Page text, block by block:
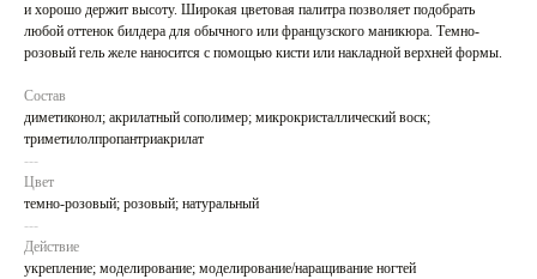
и хорошо держит высоту. Широкая цветовая палитра позволяет подобрать
любой оттенок билдера для обычного или французского маникюра. Темно-
розовый гель желе наносится с помощью кисти или накладной верхней формы.
Состав
диметиконол; акрилатный сополимер; микрокристаллический воск;
триметилолпропантриакрилат
---
Цвет
темно-розовый; розовый; натуральный
---
Действие
укрепление; моделирование; моделирование/наращивание ногтей